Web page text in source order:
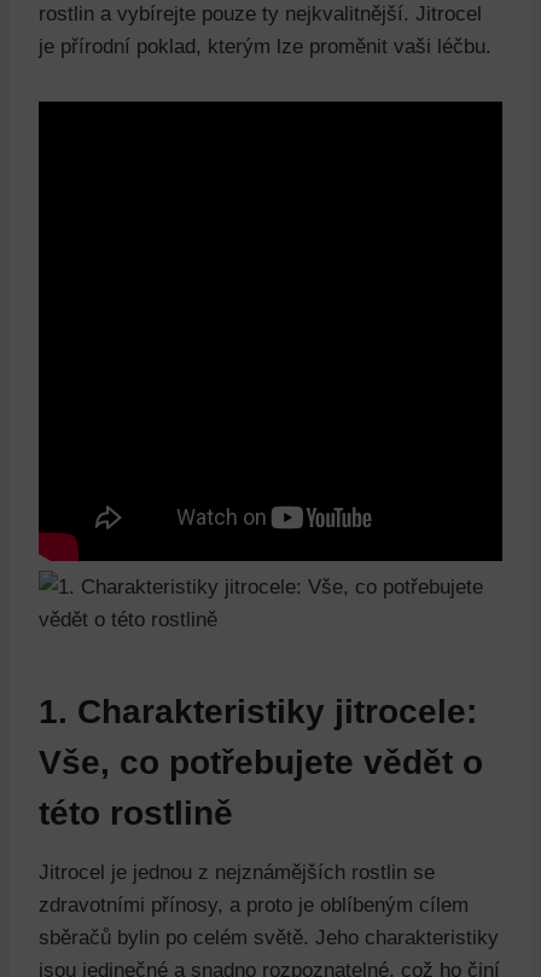
rostlin a vybírejte pouze ty nejkvalitnější. Jitrocel
je přírodní poklad, kterým lze proměnit vaši léčbu.
1. Charakteristiky jitrocele:
Vše, co potřebujete vědět o
této rostlině
Jitrocel je jednou z nejznámějších rostlin se
zdravotními přínosy, a proto je oblíbeným cílem
sběračů bylin po celém světě. Jeho charakteristiky
jsou jedinečné a snadno rozpoznatelné, což ho činí